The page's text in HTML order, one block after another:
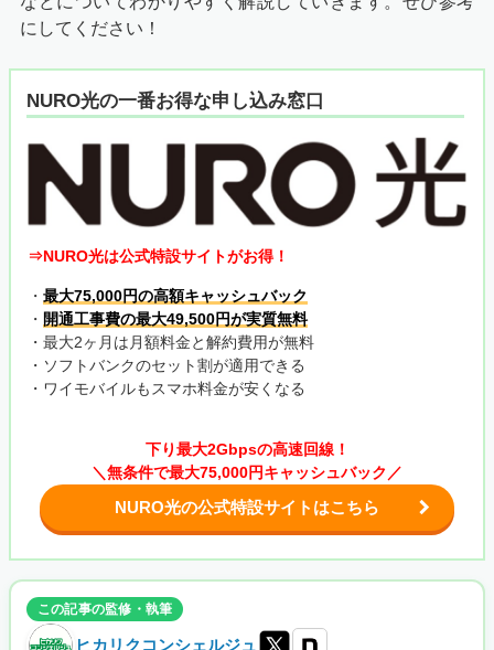
にしてください！
NURO光の一番お得な申し込み窓口
⇒NURO光は公式特設サイトがお得！
・ 最大75,000円の高額キャッシュバック
・ 開通工事費の最大49,500円が実質無料
・最大2ヶ月は月額料金と解約費用が無料
・ソフトバンクのセット割が適用できる
・ワイモバイルもスマホ料金が安くなる
下り最大2Gbpsの高速回線！
＼無条件で最大75,000円キャッシュバック／
NURO光の公式特設サイトはこちら
この記事の監修・執筆
ヒカリクコンシェルジュ